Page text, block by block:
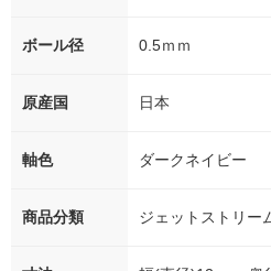
ボール径 0.5ｍｍ
原産国 日本
軸色 ダークネイビー
商品分類 ジェットストリー